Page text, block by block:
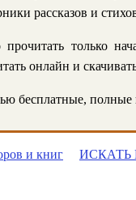
рассказов и
только
онлайн и
бесплатные, полные
и книг ИСКАТЬ